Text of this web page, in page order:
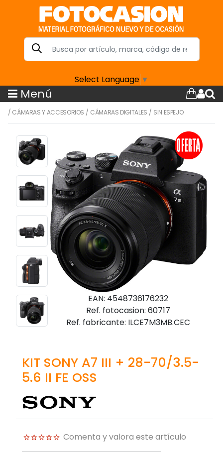
Select Language ▼
Menú
/ CÁMARAS Y ACCESORIOS / CÁMARAS DIGITALES / SIN ESPEJO
EAN: 4548736176232
Ref. fotocasion: 60717
Ref. fabricante: ILCE7M3MB.CEC
KIT SONY A7 III + 28-70/3.5-
5.6 II FE OSS
Comenta y valora este artículo